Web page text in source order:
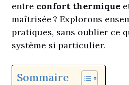
entre confort thermique
maîtrisée ? Explorons
pratiques, sans oublier ce
système si particulier.
Sommaire